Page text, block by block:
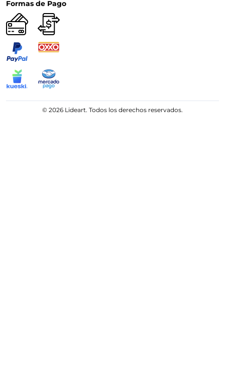
Formas de Pago
© 2026 Lideart. Todos los derechos reservados.